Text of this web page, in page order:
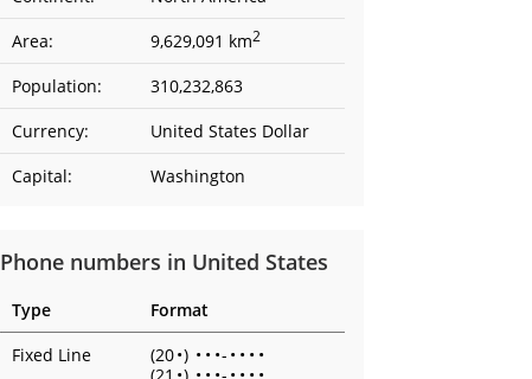
Area:
9,629,091 km2
Population:
310,232,863
Currency:
United States Dollar
Capital:
Washington
Phone numbers in United States
Type
Format
Fixed Line
(20•) • • •- • • • •